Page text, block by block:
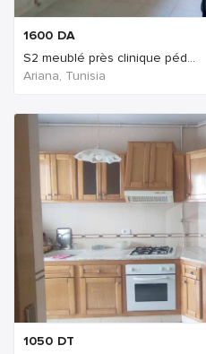
1600 DA
S2 meublé près clinique péd...
Ariana, Tunisia
1050 DT